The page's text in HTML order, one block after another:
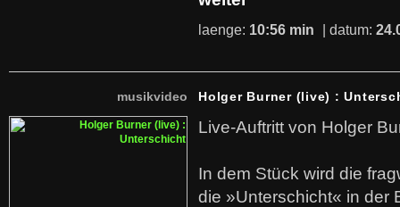
laenge: 10:56 min | datum:
musikvideo Holger Burner (live) :
Live-Auftritt von Holger
In dem Stück wird die
die »Unterschicht« in der